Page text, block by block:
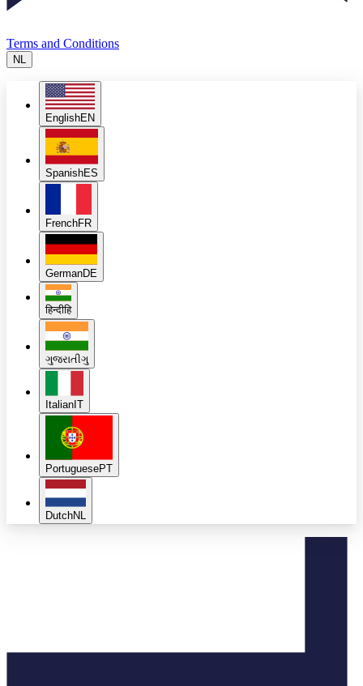
Terms and Conditions
NL
EnglishEN
SpanishES
FrenchFR
GermanDE
हिन्दीहि
ગુજરાતીગુ
Italian IT
PortuguesePT
DutchNL